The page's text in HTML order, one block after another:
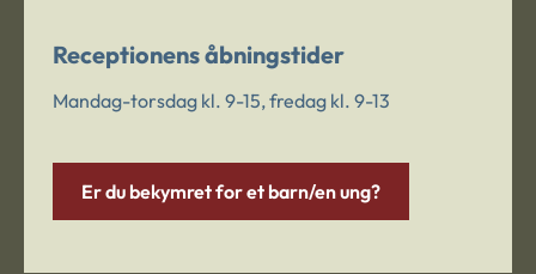
Receptionens åbningstider
Mandag-torsdag kl. 9-15, fredag kl. 9-13
Er du bekymret for et barn/en ung?